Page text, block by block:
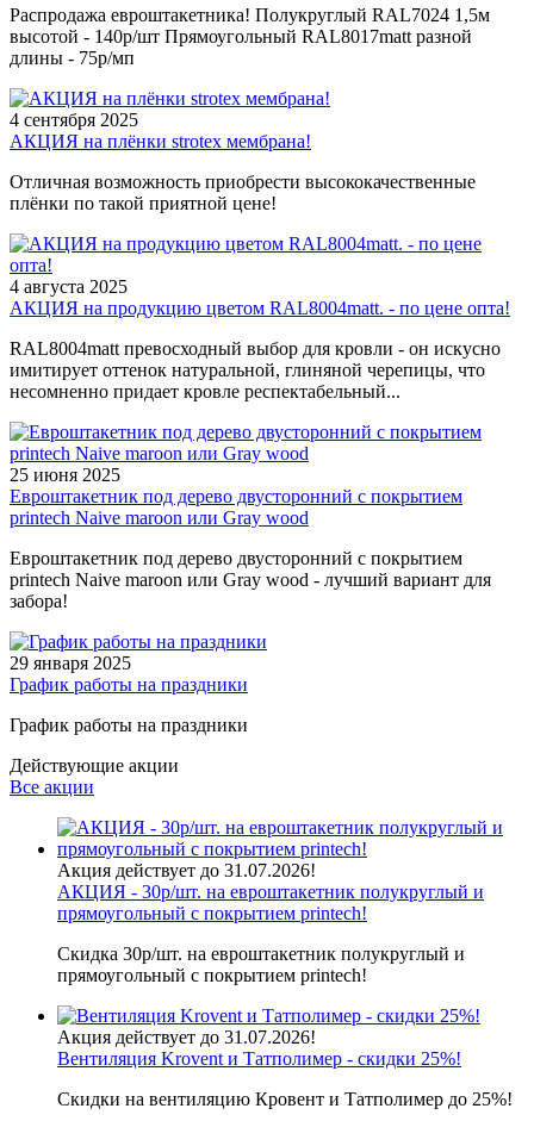
Распродажа евроштакетника! Полукруглый RAL7024 1,5м
высотой - 140р/шт Прямоугольный RAL8017matt разной
длины - 75р/мп
4 сентября 2025
АКЦИЯ на плёнки strotex мембрана!
Отличная возможность приобрести высококачественные
плёнки по такой приятной цене!
4 августа 2025
АКЦИЯ на продукцию цветом RAL8004matt. - по цене опта!
RAL8004matt превосходный выбор для кровли - он искусно
имитирует оттенок натуральной, глиняной черепицы, что
несомненно придает кровле респектабельный...
25 июня 2025
Евроштакетник под дерево двусторонний с покрытием
printech Naive maroon или Gray wood
Евроштакетник под дерево двусторонний с покрытием
printech Naive maroon или Gray wood - лучший вариант для
забора!
29 января 2025
График работы на праздники
График работы на праздники
Действующие акции
Все акции
Акция действует до 31.07.2026!
АКЦИЯ - 30р/шт. на евроштакетник полукруглый и
прямоугольный с покрытием printech!
Скидка 30р/шт. на евроштакетник полукруглый и
прямоугольный с покрытием printech!
Акция действует до 31.07.2026!
Вентиляция Krovent и Татполимер - скидки 25%!
Скидки на вентиляцию Кровент и Татполимер до 25%!